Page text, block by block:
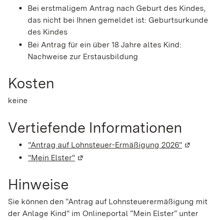
Bei erstmaligem Antrag nach Geburt des Kindes,
das nicht bei Ihnen gemeldet ist: Geburtsurkunde
des Kindes
Bei Antrag für ein über 18 Jahre altes Kind:
Nachweise zur Erstausbildung
Kosten
keine
Vertiefende Informationen
"Antrag auf Lohnsteuer-Ermäßigung 2026" (Wird in
"Mein Elster" (Wird in einem neuen Fenster geöffnet)
Hinweise
Sie können den “Antrag auf Lohnsteuerermäßigung mit
der Anlage Kind" im Onlineportal “Mein Elster“ unter